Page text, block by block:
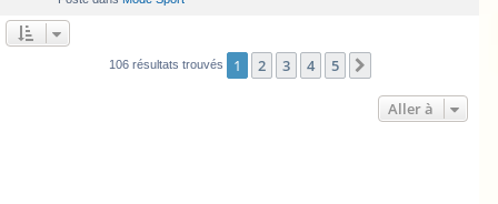
106 résultats trouvés 1 2 3 4 5
Aller à